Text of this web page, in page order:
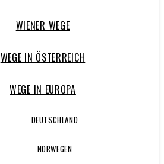
WIENER WEGE
WEGE IN ÖSTERREICH
WEGE IN EUROPA
DEUTSCHLAND
NORWEGEN